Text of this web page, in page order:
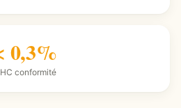
0,3%
conformité